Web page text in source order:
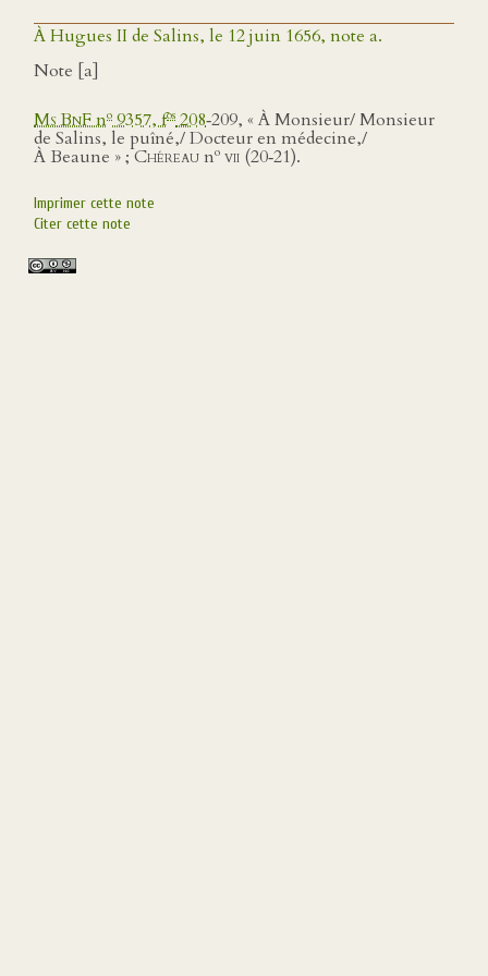
À Hugues II de Salins, le 12 juin 1656, note a.
Note [a]
Ms BnFno9357, fos208‑209, « À Monsieur/ Monsieur
de Salins, le puîné,/ Docteur en médecine,/
À Beaune » ;Chéreau no vii (20‑21).
Imprimer cette note
Citer cette note